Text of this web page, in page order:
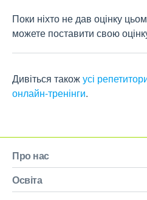
Поки ніхто не дав оцінку
можете поставити свою
Дивіться такожусі
онлайн-тренінги.
Про нас
Освіта